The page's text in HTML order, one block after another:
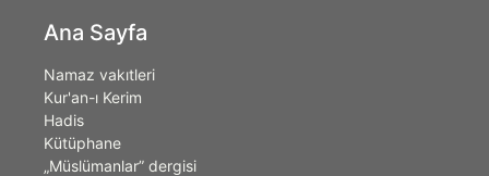
Ana Sayfa
Namaz vakıtleri
Kur'an-ı Kerim
Hadis
Kütüphane
„Müslümanlar” dergisi